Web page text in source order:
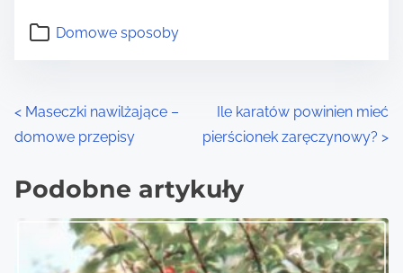
Domowe sposoby
P
o
s
< Maseczki nawilżające –
domowe przepisy
Ile karatów powinien mieć
pierścionek zaręczynowy? >
Podobne artykuły